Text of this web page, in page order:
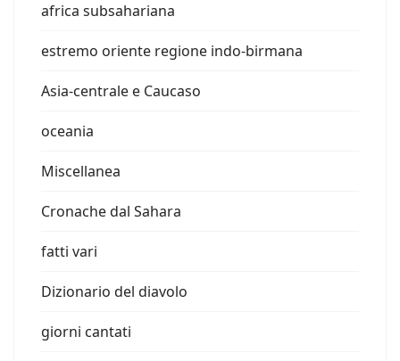
africa subsahariana
estremo oriente regione indo-birmana
Asia-centrale e Caucaso
oceania
Miscellanea
Cronache dal Sahara
fatti vari
Dizionario del diavolo
giorni cantati